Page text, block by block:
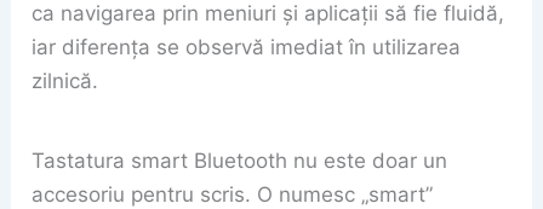
ca navigarea prin meniuri și aplicații să fie fluidă,
iar diferența se observă imediat în utilizarea
zilnică.
Tastatura smart Bluetooth nu este doar un
accesoriu pentru scris. O numesc „smart”